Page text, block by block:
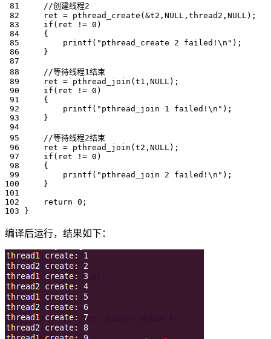
81     //创建线程2
82     ret = pthread_create(&t2,NULL,thread2,NULL);
83     if(ret != 0)
84     {
85         printf("pthread_create 2 failed!\n");
86     }
87
88     //等待线程1结束
89     ret = pthread_join(t1,NULL);
90     if(ret != 0)
91     {
92         printf("pthread_join 1 failed!\n");
93     }
94
95     //等待线程2结束
96     ret = pthread_join(t2,NULL);
97     if(ret != 0)
98     {
99         printf("pthread_join 2 failed!\n");
100     }
101
102     return 0;
103 }
编译后运行，结果如下：